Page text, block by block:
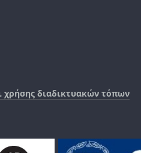
χρήσης διαδικτυακών τόπων